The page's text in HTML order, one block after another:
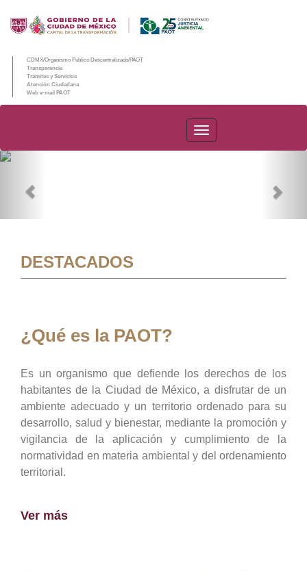
CDMX/Organismo Público Descentralizado/PAOT
Transparencia
Trámites y Servicios
Atención Ciudadana
Web e-mail PAOT
PAOT
DESTACADOS
¿Qué es la PAOT?
Es un organismo que defiende los derechos de los
habitantes de la Ciudad de México, a disfrutar de un
ambiente adecuado y un territorio ordenado para su
desarrollo, salud y bienestar, mediante la promoción y
vigilancia de la aplicación y cumplimiento de la
normatividad en materia ambiental y del ordenamiento
territorial.
Ver más